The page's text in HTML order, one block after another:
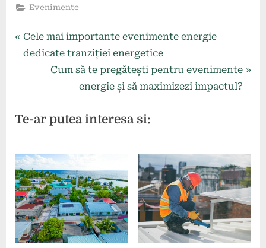
Evenimente
Navigare
P
r
o
u
s
P
o
s
t
:
Cele mai importante evenimente energie
dedicate tranziției energetice
N
t
P
o
s
t
:
Cum să te pregătești pentru evenimente
energie și să maximizezi impactul?
Te-ar putea interesa si: